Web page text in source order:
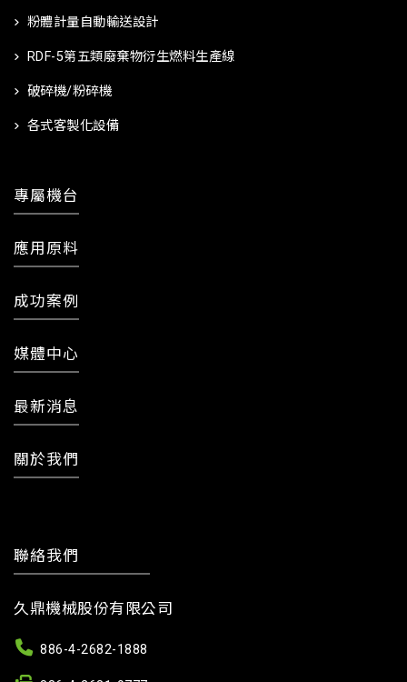
粉體計量自動輸送設計
RDF-5第五類廢棄物衍生燃料生產線
破碎機/粉碎機
各式客製化設備
專屬機台
應用原料
成功案例
媒體中心
最新消息
關於我們
聯絡我們
久鼎機械股份有限公司
886-4-2682-1888